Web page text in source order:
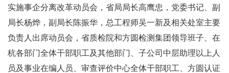
实施事企分离改革动员会，省局局长高鹰忠，党委书记、副
局长杨烨，副局长陈振华，总工程师吴一新及相关处室主要
负责人出席动员会，省质检院和方圆检测集团领导班子、在
杭各部门全体干部职工及其他部门、子公司中层助理以上人
员及事业在编人员、审查评价中心全体干部职工、方圆认证